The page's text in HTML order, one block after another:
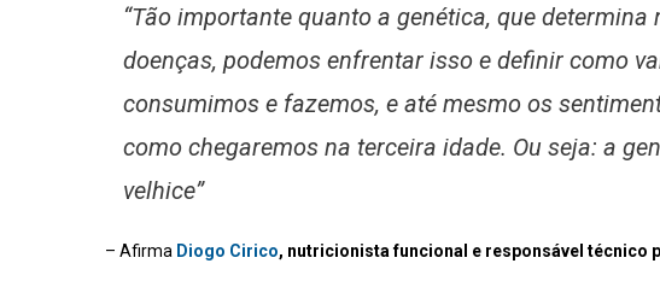
“Tão importante quanto a genética, que
doenças, podemos enfrentar isso e definir como
consumimos e fazemos, e até mesmo os
como chegaremos na terceira idade. Ou seja: a
velhice”
– Afirma Diogo Cirico, nutricionista funcional e responsável técnico